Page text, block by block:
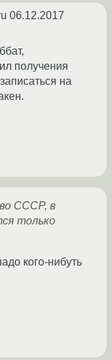
06.12.2017
получения
на
СССР, в
только
кого-нибуть